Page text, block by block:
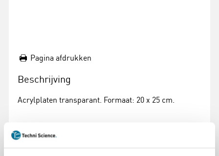
Pagina afdrukken
Beschrijving
Acrylplaten transparant. Formaat: 20 x 25 cm.
Specificaties